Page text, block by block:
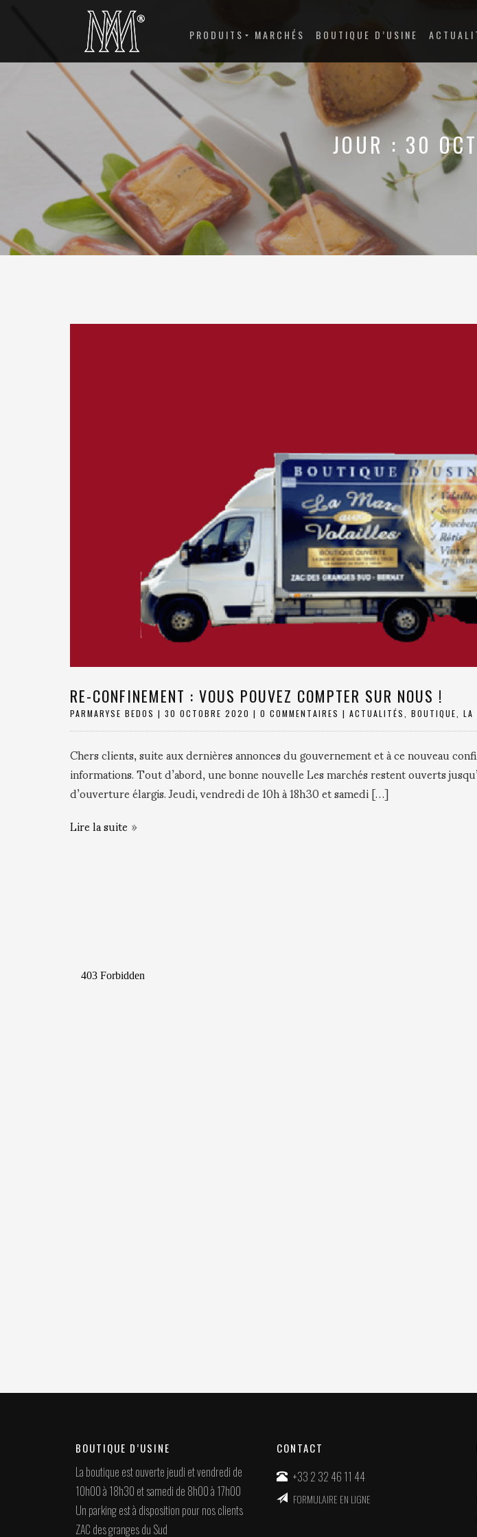
PRODUITS MARCHÉS BOUTIQUE D’USINE
JOUR : 30
RE-CONFINEMENT : VOUS POUVEZ COMPTER SUR NOUS !
PARMARYSE BEDOS | 30 OCTOBRE 2020 | 0 COMMENTAIRES | ACTUALITÉS BOUTIQUE LA
Chers clients, suite aux dernières annonces du gouvernement et à ce nouveau
informations. Tout d’abord, une bonne nouvelle Les marchés restent ouverts
d’ouverture élargis. Jeudi, vendredi de 10h à 18h30 et samedi […]
Lire la suite
BOUTIQUE D’USINE
La boutique est ouverte jeudi et vendredi de
10h00 à 18h30 et samedi de 8h00 à 17h00
Un parking est à disposition pour nos clients
ZAC des granges du Sud
CONTACT
+33 2 32 46 11 44
FORMULAIRE EN LIGNE